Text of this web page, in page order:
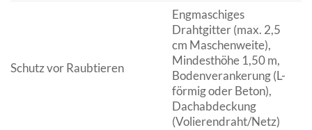
Schutz vor Raubtieren
Engmaschiges
Drahtgitter (max. 2,5
cm Maschenweite),
Mindesthöhe 1,50 m,
Bodenverankerung (L-
förmig oder Beton),
Dachabdeckung
(Volierendraht/Netz)